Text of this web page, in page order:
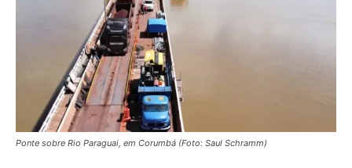
Ponte sobre Rio Paraguai, em Corumbá (Foto: Saul Schramm)